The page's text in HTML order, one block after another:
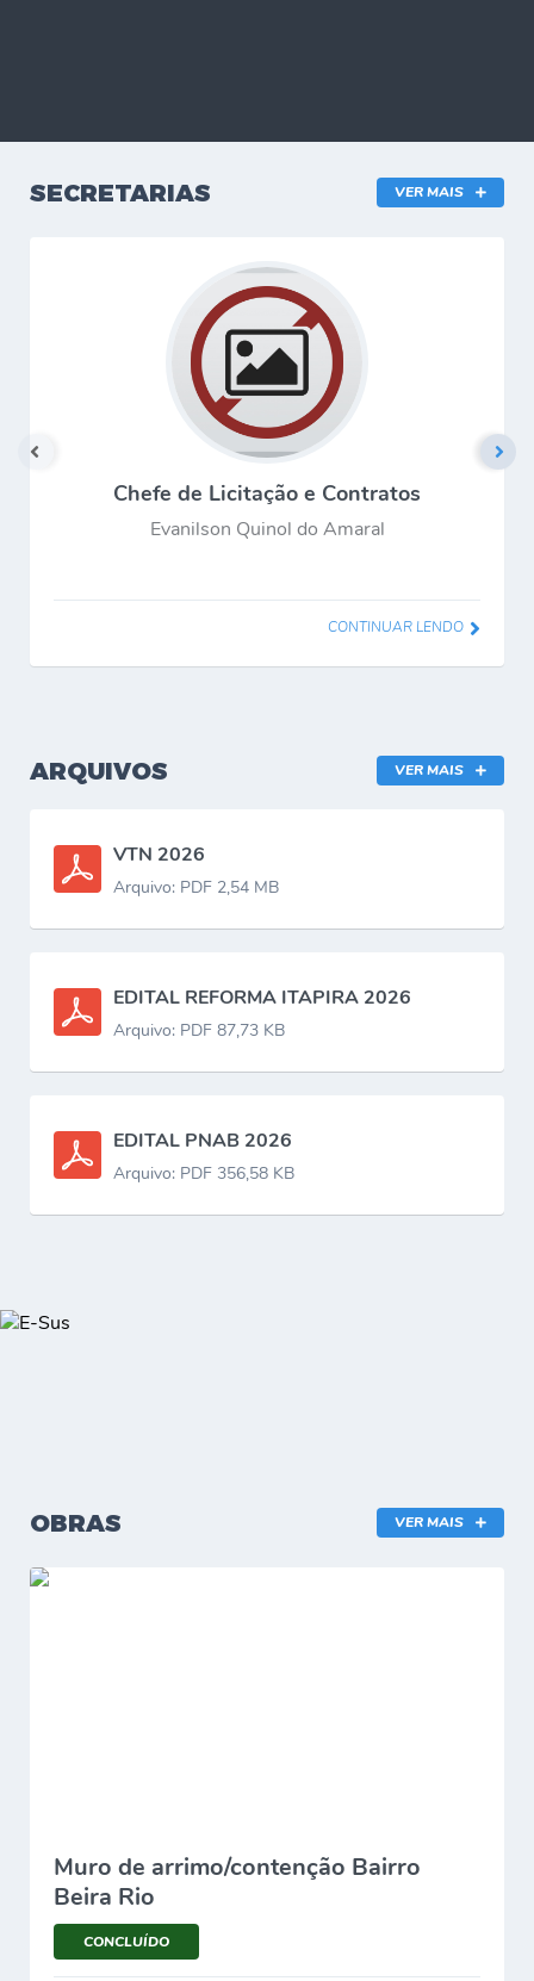
SECRETARIAS VER MAIS
Chefe de Licitação e Contratos
Evanilson Quinol do Amaral
CONTINUAR LENDO
ARQUIVOS VER MAIS
VTN 2026
Arquivo: PDF 2,54 MB
EDITAL REFORMA ITAPIRA 2026
Arquivo: PDF 87,73 KB
EDITAL PNAB 2026
Arquivo: PDF 356,58 KB
OBRAS VER MAIS
Muro de arrimo/contenção Bairro
Beira Rio
CONCLUÍDO